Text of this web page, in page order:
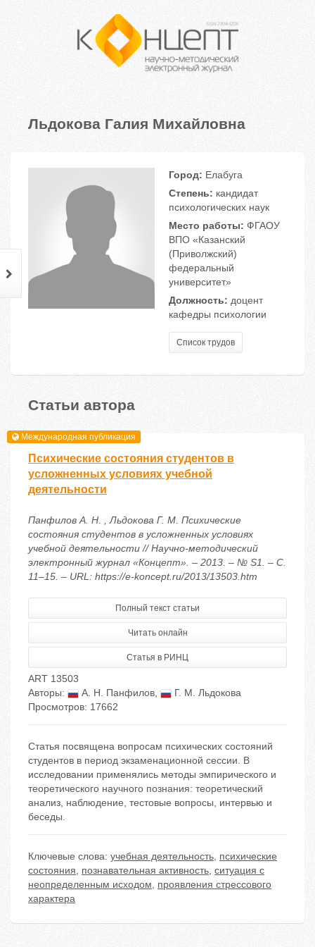
Льдокова Галия Михайловна
Город: Елабуга
Степень: кандидат
психологических наук
Место работы: ФГАОУ
ВПО «Казанский
(Приволжский)
федеральный
университет»
Должность: доцент
кафедры психологии
Список трудов
Статьи автора
Международная публикация
Психические состояния студентов в
усложненных условиях учебной
деятельности
Панфилов А. Н. , Льдокова Г. М. Психические
состояния студентов в усложненных условиях
учебной деятельности // Научно-методический
электронный журнал «Концепт». – 2013. – № S1. – С.
11–15. – URL: https://e-koncept.ru/2013/13503.htm
Полный текст статьи
Читать онлайн
Статья в РИНЦ
ART 13503
Авторы:
А. Н. Панфилов,
Г. М. Льдокова
Просмотров: 17662
Статья посвящена вопросам психических состояний
студентов в период экзаменационной сессии. В
исследовании применялись методы эмпирического и
теоретического научного познания: теоретический
анализ, наблюдение, тестовые вопросы, интервью и
беседы.
Ключевые слова: учебная деятельность, психические
состояния, познавательная активность, ситуация с
неопределенным исходом, проявления стрессового
характера